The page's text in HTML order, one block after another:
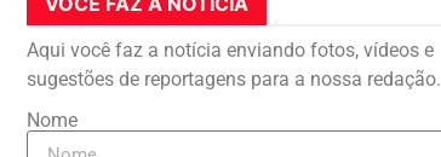
Aqui você faz a notícia enviando fotos, vídeos e
sugestões de reportagens para a nossa redação.
Nome